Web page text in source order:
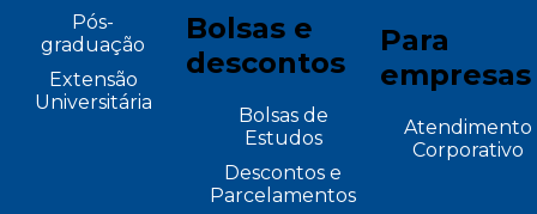
Pós-
graduação
Extensão
Universitária
Bolsas e
descontos
Bolsas de
Estudos
Descontos e
Parcelamentos
Para
empresas
Atendimento
Corporativo